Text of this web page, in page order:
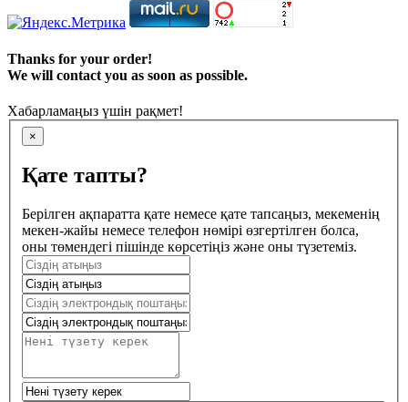
Thanks for your order!
We will contact you as soon as possible.
Хабарламаңыз үшін рақмет!
×
Қате тапты?
Берілген ақпаратта қате немесе қате тапсаңыз, мекеменің
мекен-жайы немесе телефон нөмірі өзгертілген болса,
оны төмендегі пішінде көрсетіңіз және оны түзетеміз.